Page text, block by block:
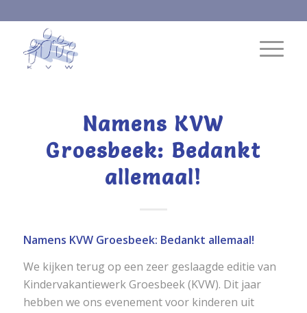
Namens KVW
Groesbeek: Bedankt
allemaal!
Namens KVW Groesbeek: Bedankt allemaal!
We kijken terug op een zeer geslaagde editie van
Kindervakantiewerk Groesbeek (KVW). Dit jaar
hebben we ons evenement voor kinderen uit